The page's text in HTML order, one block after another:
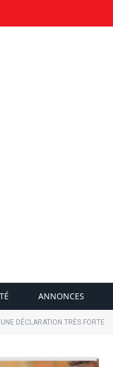
ANNONCES
DÉCLARATION TRÈS FORTE